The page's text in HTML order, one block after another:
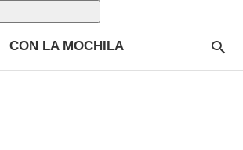
CON LA MOCHILA